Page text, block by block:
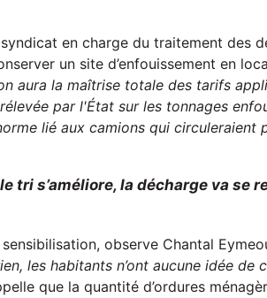
en charge du traitement des
un site d’enfouissement en
aura la maîtrise totale des tarifs
par l'État sur les tonnages
lié aux camions qui circuleraient
tri s’améliore, la décharge va se
observe Chantal
les habitants n’ont aucune idée de
que la quantité d’ordures